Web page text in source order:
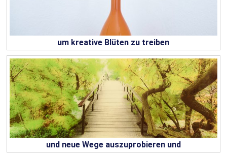
um kreative Blüten zu treiben
und neue Wege auszuprobieren und